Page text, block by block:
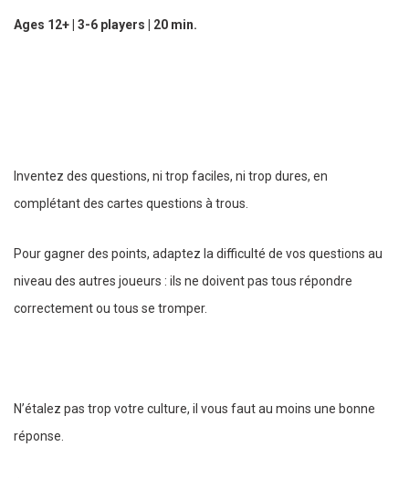
Ages 12+ | 3-6 players | 20 min.
Inventez des questions, ni trop faciles, ni trop dures, en
complétant des cartes questions à trous.
Pour gagner des points, adaptez la difficulté de vos questions au
niveau des autres joueurs : ils ne doivent pas tous répondre
correctement ou tous se tromper.
N’étalez pas trop votre culture, il vous faut au moins une bonne
réponse.